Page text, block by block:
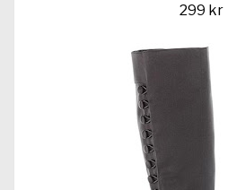
299 kr